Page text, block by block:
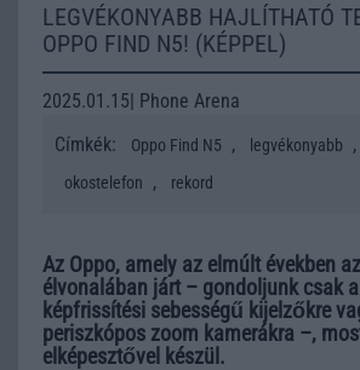
LEGVÉKONYABB HAJLÍTHATÓ
OPPO FIND N5! (KÉPPEL)
2025.01.15| Phone Arena
Címkék:
Oppo Find N5 , legvékonyabb ,
okostelefon , rekord
Az Oppo, amely az elmúlt években
élvonalában járt – gondoljunk csak
képfrissítési sebességű kijelzőkre
periszkópos zoom kamerákra –,
elképesztővel készül.